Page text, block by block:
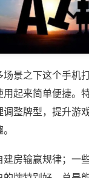
场景之下这个手机
用起来简单便捷。
整牌型，提升游
建房输赢规律；一